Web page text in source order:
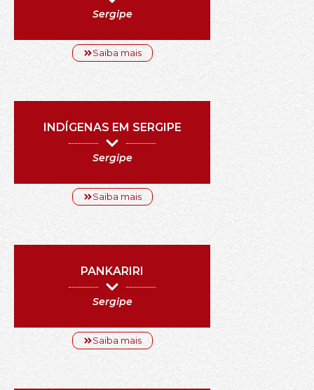
Sergipe
Saiba mais
INDÍGENAS EM SERGIPE
Sergipe
Saiba mais
PANKARIRI
Sergipe
Saiba mais